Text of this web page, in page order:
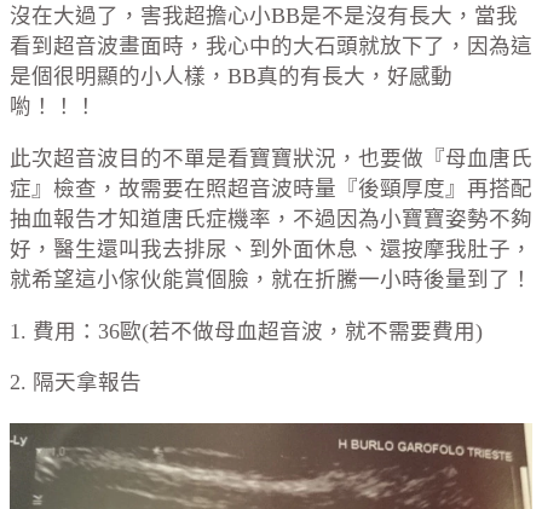
沒在大過了，害我超擔心小BB是不是沒有長大，當我
看到超音波畫面時，我心中的大石頭就放下了，因為這
是個很明顯的小人樣，BB真的有長大，好感動
喲！！！
此次超音波目的不單是看寶寶狀況，也要做『母血唐氏
症』檢查，故需要在照超音波時量『後頸厚度』再搭配
抽血報告才知道唐氏症機率，不過因為小寶寶姿勢不夠
好，醫生還叫我去排尿、到外面休息、還按摩我肚子，
就希望這小傢伙能賞個臉，就在折騰一小時後量到了！
1. 費用：36歐(若不做母血超音波，就不需要費用)
2. 隔天拿報告